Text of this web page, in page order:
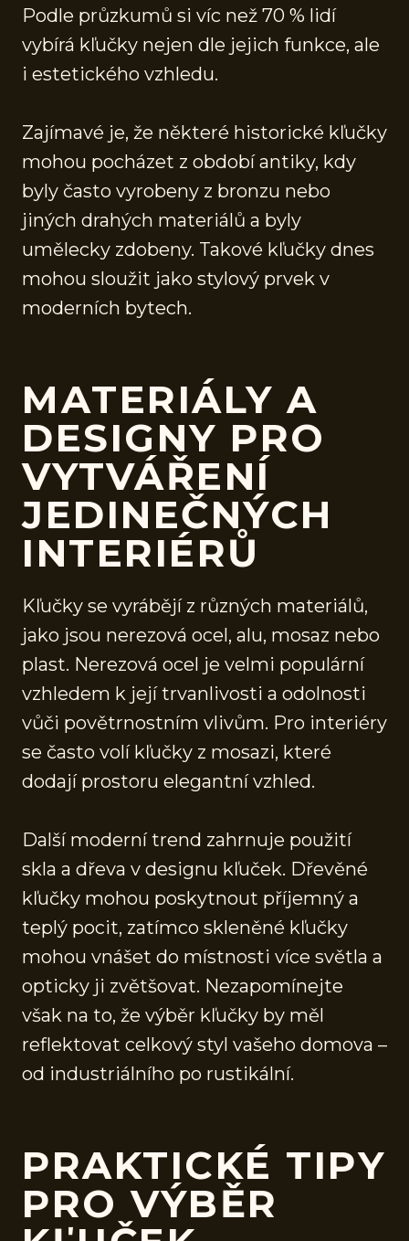
Podle průzkumů si víc než 70 % lidí
vybírá kľučky nejen dle jejich funkce, ale
i estetického vzhledu.
Zajímavé je, že některé historické kľučky
mohou pocházet z období antiky, kdy
byly často vyrobeny z bronzu nebo
jiných drahých materiálů a byly
umělecky zdobeny. Takové kľučky dnes
mohou sloužit jako stylový prvek v
moderních bytech.
MATERIÁLY A
DESIGNY PRO
VYTVÁŘENÍ
JEDINEČNÝCH
INTERIÉRŮ
Kľučky se vyrábějí z různých materiálů,
jako jsou nerezová ocel, alu, mosaz nebo
plast. Nerezová ocel je velmi populární
vzhledem k její trvanlivosti a odolnosti
vůči povětrnostním vlivům. Pro interiéry
se často volí kľučky z mosazi, které
dodají prostoru elegantní vzhled.
Další moderní trend zahrnuje použití
skla a dřeva v designu kľuček. Dřevěné
kľučky mohou poskytnout příjemný a
teplý pocit, zatímco skleněné kľučky
mohou vnášet do místnosti více světla a
opticky ji zvětšovat. Nezapomínejte
však na to, že výběr kľučky by měl
reflektovat celkový styl vašeho domova –
od industriálního po rustikální.
PRAKTICKÉ TIPY
PRO VÝBĚR